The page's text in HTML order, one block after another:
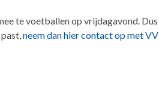
te voetballen op vrijdagavond. Dus
neem dan hier contact op met VV